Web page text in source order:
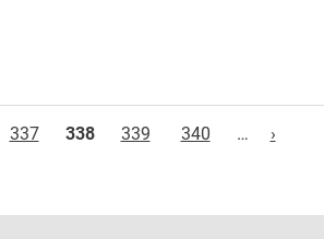
337 338 339 340 … ›